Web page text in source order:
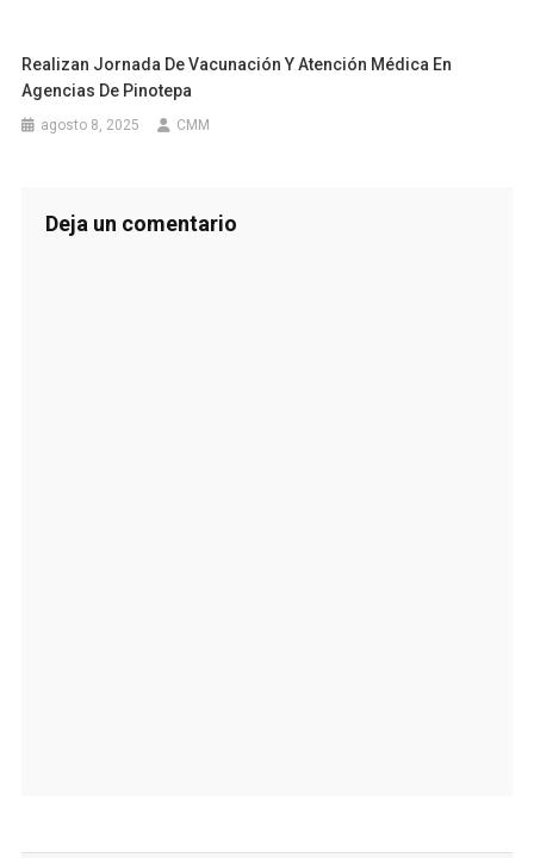
Realizan Jornada De Vacunación Y Atención Médica En
Agencias De Pinotepa
agosto 8, 2025 CMM
Deja un comentario